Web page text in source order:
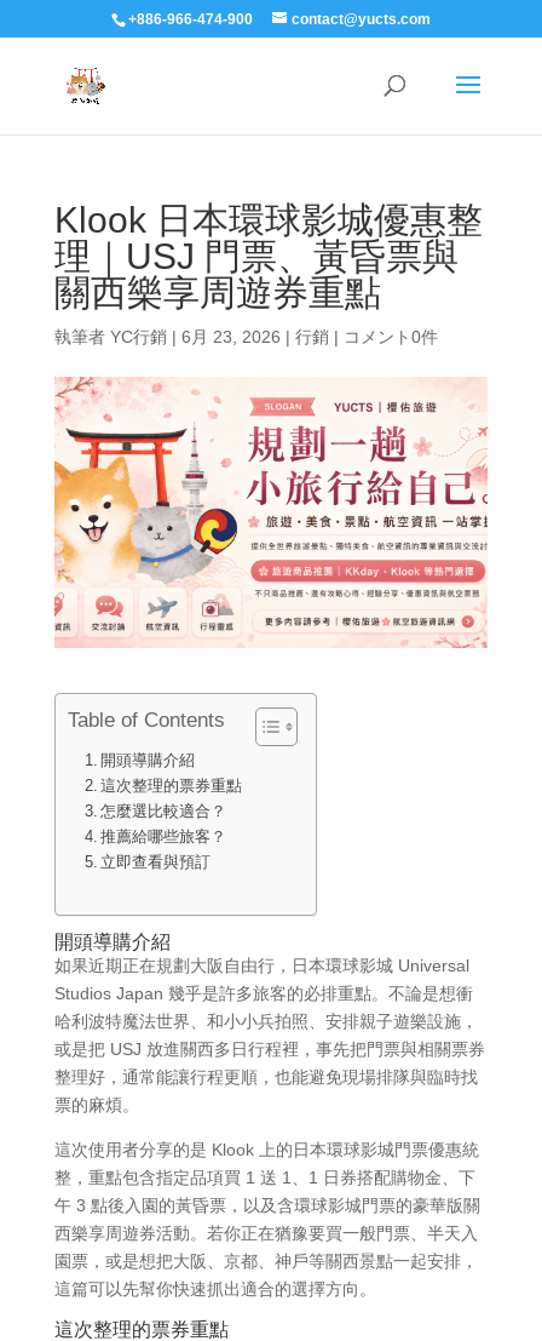
+886-966-474-900 contact@yucts.com
Klook 日本環球影城優惠整
理｜USJ 門票、黃昏票與
關西樂享周遊券重點
執筆者 YC行銷| 6月 23, 2026 | 行銷| コメント0件
Table of Contents
開頭導購介紹
這次整理的票券重點
怎麼選比較適合？
推薦給哪些旅客？
立即查看與預訂
開頭導購介紹
如果近期正在規劃大阪自由行，日本環球影城 Universal
Studios Japan 幾乎是許多旅客的必排重點。不論是想衝
哈利波特魔法世界、和小小兵拍照、安排親子遊樂設施，
或是把 USJ 放進關西多日行程裡，事先把門票與相關票券
整理好，通常能讓行程更順，也能避免現場排隊與臨時找
票的麻煩。
這次使用者分享的是 Klook 上的日本環球影城門票優惠統
整，重點包含指定品項買 1 送 1、1 日券搭配購物金、下
午 3 點後入園的黃昏票，以及含環球影城門票的豪華版關
西樂享周遊券活動。若你正在猶豫要買一般門票、半天入
園票，或是想把大阪、京都、神戶等關西景點一起安排，
這篇可以先幫你快速抓出適合的選擇方向。
這次整理的票券重點